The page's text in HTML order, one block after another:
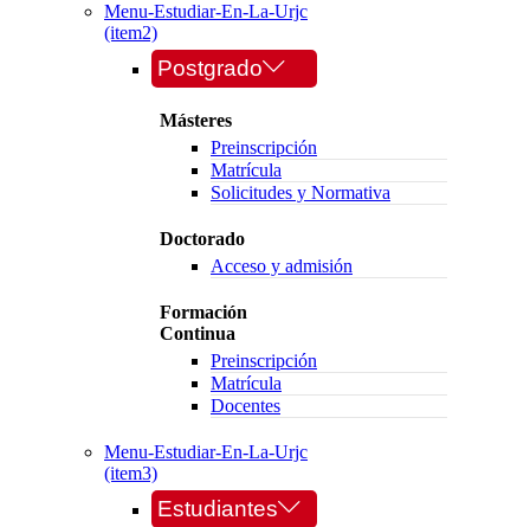
Menu-Estudiar-En-La-Urjc
(item2)
Postgrado
Másteres
Preinscripción
Matrícula
Solicitudes y Normativa
Doctorado
Acceso y admisión
Formación
Continua
Preinscripción
Matrícula
Docentes
Menu-Estudiar-En-La-Urjc
(item3)
Estudiantes